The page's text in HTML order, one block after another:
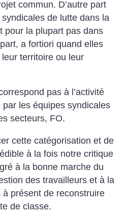
commun. D’autre part
de lutte dans la
pour la plupart pas dans
a fortiori quand elles
territoire ou leur
pas à l’activité
les équipes syndicales
secteurs, FO.
cette catégorisation et de
à la fois notre critique
à la bonne marche du
des travailleurs et à la
présent de reconstruire
de classe.